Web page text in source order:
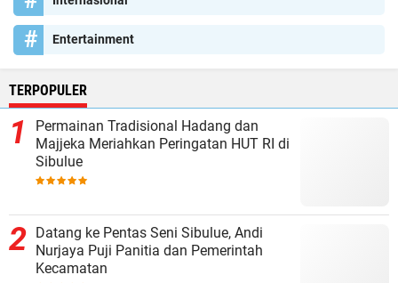
Entertainment
TERPOPULER
Permainan Tradisional Hadang dan
Majjeka Meriahkan Peringatan HUT RI di
Sibulue
Datang ke Pentas Seni Sibulue, Andi
Nurjaya Puji Panitia dan Pemerintah
Kecamatan